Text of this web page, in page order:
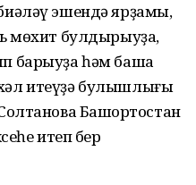
эшендә ярҙамы,
мөхит булдырыуҙа,
барыуҙа һәм башҡа
итеүҙә булышлығы
Башҡортостан
итеп бер